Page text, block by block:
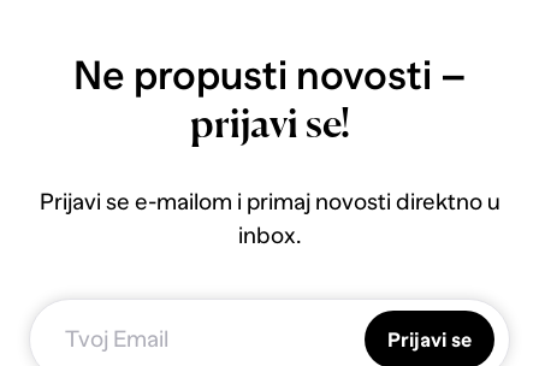
Ne propusti novosti –
prijavi se!
Prijavi se e-mailom i primaj novosti direktno u
inbox.
Prijavi se